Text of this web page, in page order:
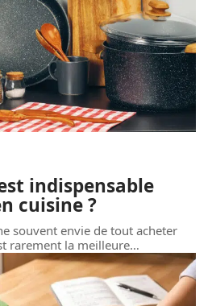
indispensable
cuisine ?
souvent envie de tout acheter
rarement la meilleure…